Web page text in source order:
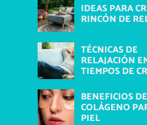
IDEAS PARA
RINCÓN DE
TÉCNICAS DE
RELAJACIÓN
TIEMPOS DE
BENEFICIOS
COLÁGENO
PIEL